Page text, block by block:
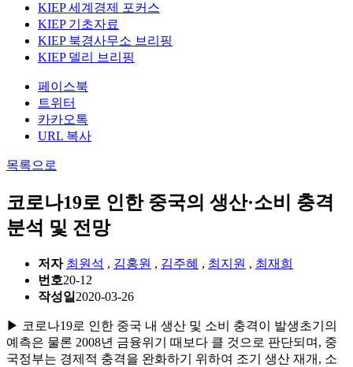
KIEP 세계경제 포커스
KIEP 기초자료
KIEP 북경사무소 브리핑
KIEP 델리 브리핑
페이스북
트위터
카카오톡
URL 복사
목록으로
코로나19로 인한 중국의 생산·소비 충격
분석 및 전망
저자 최원석 , 김홍원 , 김주혜 , 최지원 , 최재희
번호20-12
작성일 2020-03-26
▶ 코로나19로 인한 중국 내 생산 및 소비 충격이 발생초기의
예측은 물론 2008년 금융위기 때보다 클 것으로 판단되며, 중
국정부는 경제적 충격을 완화하기 위하여 조기 생산 재개, 소